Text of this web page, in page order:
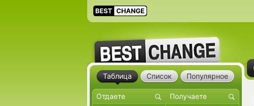
Таблица Список Популярное